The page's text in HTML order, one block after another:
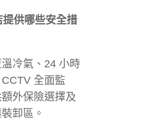
供哪些安全措
冷氣、24 小時
全面監
外保險選擇及
卸區。